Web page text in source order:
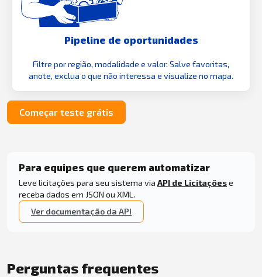
Pipeline de oportunidades
Filtre por região, modalidade e valor. Salve favoritas,
anote, exclua o que não interessa e visualize no mapa.
Começar teste grátis
Para equipes que querem automatizar
Leve licitações para seu sistema via API de Licitaçõese
receba dados em JSON ou XML.
Ver documentação da API
Perguntas frequentes